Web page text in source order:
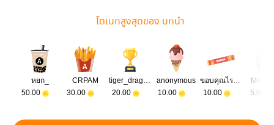
โดเนทสูงสุดของ บทนำ
หยก_
50.00
CRPAM
30.00
tiger_dragon19
20.00
anonymous
10.00
ขอบคุณไรท์เตอร์ทุกคนเลยค่าาาา
10.00
5.00